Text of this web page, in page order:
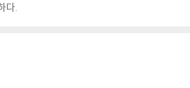
다.